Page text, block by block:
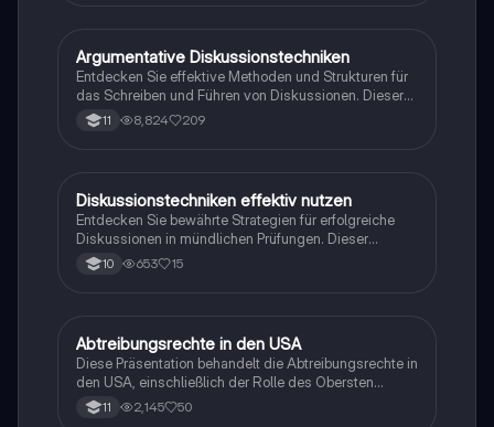
Phrasen für Einleitung, Hauptteil und Schluss.
Englisch
Argumentative Diskussionstechniken
Entdecken Sie effektive Methoden und Strukturen für
das Schreiben und Führen von Diskussionen. Dieser
Leitfaden behandelt die wichtigsten
Argumentationsprinzipien, wie das Sanduhr- und
Studierende, die ihre argumentative Schreibfähigkeit
verbessern möchten.
11 8,824 209
Englisch
Diskussionstechniken effektiv nutzen
Entdecken Sie bewährte Strategien für erfolgreiche
Diskussionen in mündlichen Prüfungen. Dieser
Leitfaden bietet Ihnen wertvolle Tipps zur
Meinungsäußerung, Argumentationsstruktur und
10 653 15
Englisch
Abtreibungsrechte in den USA
Diese Präsentation behandelt die Abtreibungsrechte in
den USA, einschließlich der Rolle des Obersten
Gerichtshofs, der Entscheidung zu Roe v. Wade und
den aktuellen Gesetzen in verschiedenen
11 2,145 50